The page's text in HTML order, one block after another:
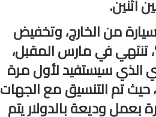
من الخارج، وتخفيض
والجمارك المدفوعة بنسبة تصل لنحو 30%، تنتهي في مارس المقبل،
الذي سيستفيد لأول مرة
تم التنسيق مع الجهات
وديعة بالدولار يتم